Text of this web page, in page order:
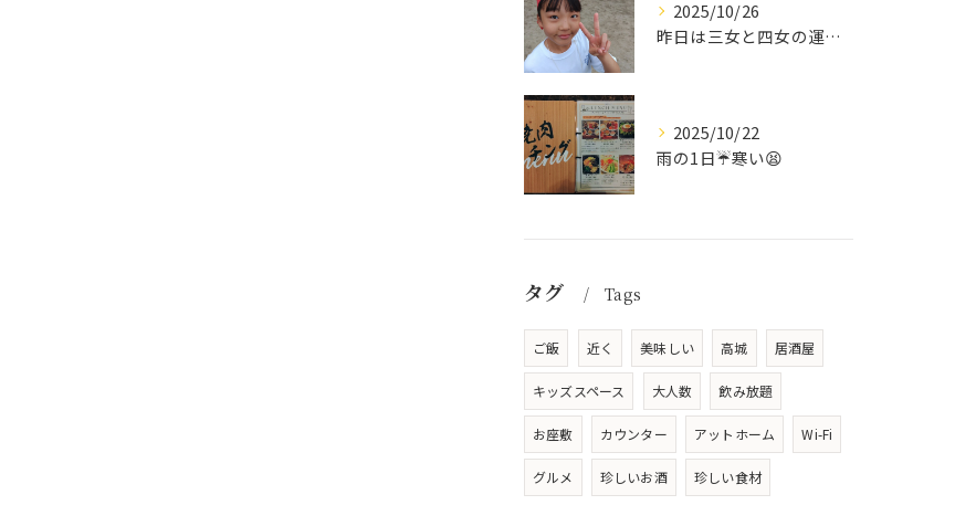
2025/10/26
昨日は三女と四女の運動会🥰
2025/10/22
雨の1日☔寒い😫
タグ Tags
ご飯 近く 美味しい 高城 居酒屋
キッズスペース 大人数 飲み放題
お座敷 カウンター アットホーム Wi-Fi
グルメ 珍しいお酒 珍しい食材